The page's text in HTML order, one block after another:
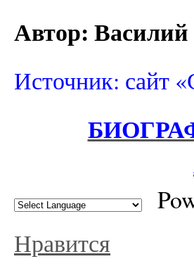
Автор:
Источник: сайт
Нравится